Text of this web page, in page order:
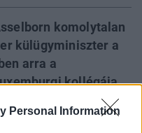
Personal Information
komolytalan
külügyminiszter a
arra a
kollégája
hogy